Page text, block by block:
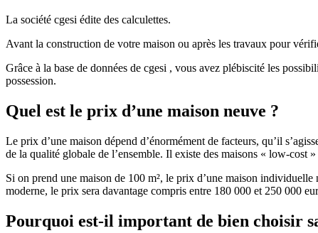
La société cgesi édite des calculettes.
Avant la construction de votre maison ou après les travaux pour
Grâce à la base de données de cgesi , vous avez plébiscité les
possession.
Quel est le prix d’une maison neuve ?
Le prix d’une maison dépend d’énormément de facteurs, qu’il
de la qualité globale de l’ensemble. Il existe des maisons « low-cost
Si on prend une maison de 100 m², le prix d’une maison
moderne, le prix sera davantage compris entre 180 000 et 250 000
Pourquoi est-il important de bien choisir